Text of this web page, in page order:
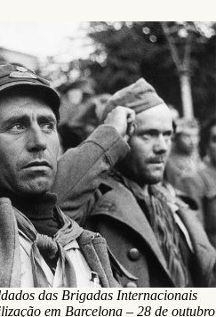
das Brigadas Internacionais
em Barcelona – 28 de outubro